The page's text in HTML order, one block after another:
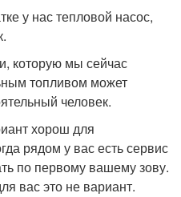
у нас тепловой насос,
которую мы сейчас
топливом может
человек.
хорош для
рядом у вас есть сервис
по первому вашему зову.
вас это не вариант.